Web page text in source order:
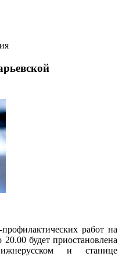
работ на
будет приостановлена
и станице